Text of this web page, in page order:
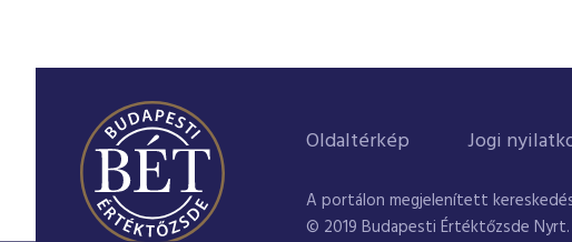
Oldaltérkép Jogi
A portálon megjelenített
© 2019 Budapesti Értéktőzsde Nyrt.